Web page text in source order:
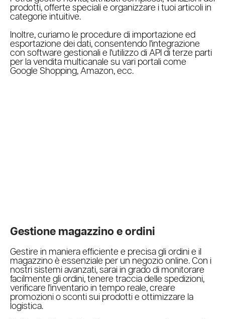
prodotti, offerte speciali e organizzare i tuoi articoli in
categorie intuitive.
Inoltre, curiamo le procedure di importazione ed
esportazione dei dati, consentendo l'integrazione
con software gestionali e l'utilizzo di API di terze parti
per la vendita multicanale su vari portali come
Google Shopping, Amazon, ecc.
Gestione magazzino e ordini
Gestire in maniera efficiente e precisa gli ordini e il
magazzino è essenziale per un negozio online. Con i
nostri sistemi avanzati, sarai in grado di monitorare
facilmente gli ordini, tenere traccia delle spedizioni,
verificare l'inventario in tempo reale, creare
promozioni o sconti sui prodotti e ottimizzare la
logistica.